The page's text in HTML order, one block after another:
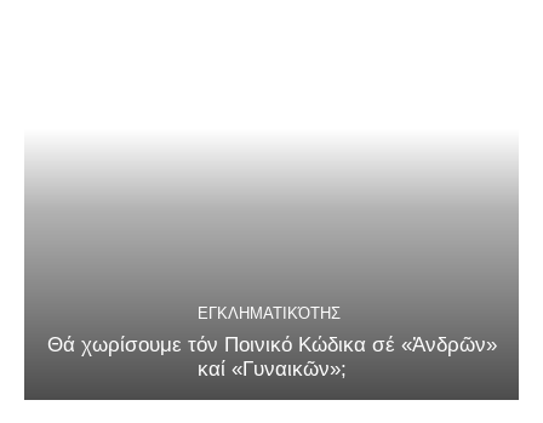
ΕΓΚΛΗΜΑΤΙΚΌΤΗΣ
Θά χωρίσουμε τόν Ποινικό Κώδικα σέ «Ἀνδρῶν»
καί «Γυναικῶν»;